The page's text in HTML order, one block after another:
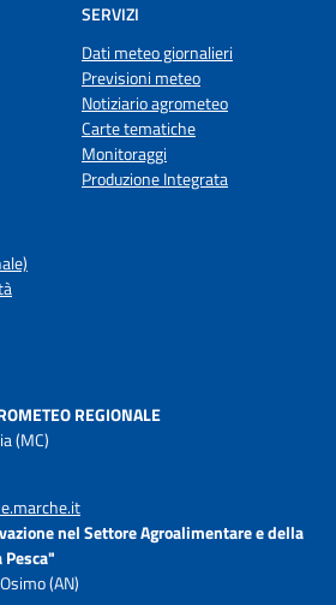
SERVIZI
Dati meteo giornalieri
Previsioni meteo
Notiziario agrometeo
Carte tematiche
Monitoraggi
Produzione Integrata
REGIONALE
(MC)
nel Settore Agroalimentare e della
(AN)